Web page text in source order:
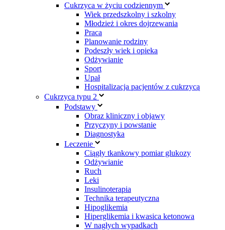
Cukrzyca w życiu codziennym
Wiek przedszkolny i szkolny
Młodzież i okres dojrzewania
Praca
Planowanie rodziny
Podeszły wiek i opieka
Odżywianie
Sport
Upał
Hospitalizacja pacjentów z cukrzycą
Cukrzyca typu 2
Podstawy
Obraz kliniczny i objawy
Przyczyny i powstanie
Diagnostyka
Leczenie
Ciągły tkankowy pomiar glukozy
Odżywianie
Ruch
Leki
Insulinoterapia
Technika terapeutyczna
Hipoglikemia
Hiperglikemia i kwasica ketonowa
W nagłych wypadkach